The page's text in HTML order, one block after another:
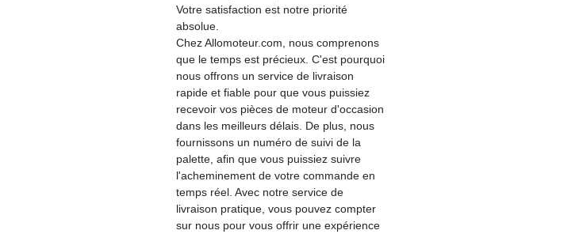
Votre satisfaction est notre priorité
absolue.
Chez Allomoteur.com, nous comprenons
que le temps est précieux. C'est pourquoi
nous offrons un service de livraison
rapide et fiable pour que vous puissiez
recevoir vos pièces de moteur d'occasion
dans les meilleurs délais. De plus, nous
fournissons un numéro de suivi de la
palette, afin que vous puissiez suivre
l'acheminement de votre commande en
temps réel. Avec notre service de
livraison pratique, vous pouvez compter
sur nous pour vous offrir une expérience